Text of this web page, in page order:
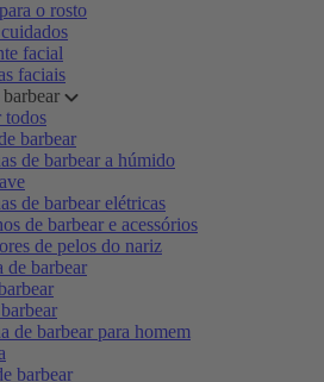
o rosto
facial
faciais
todos
barbear
de barbear a húmido
de barbear elétricas
de barbear e acessórios
de pelos do nariz
de barbear
de barbear para homem
barbear